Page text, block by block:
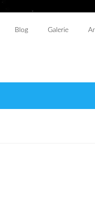
Blog Galerie